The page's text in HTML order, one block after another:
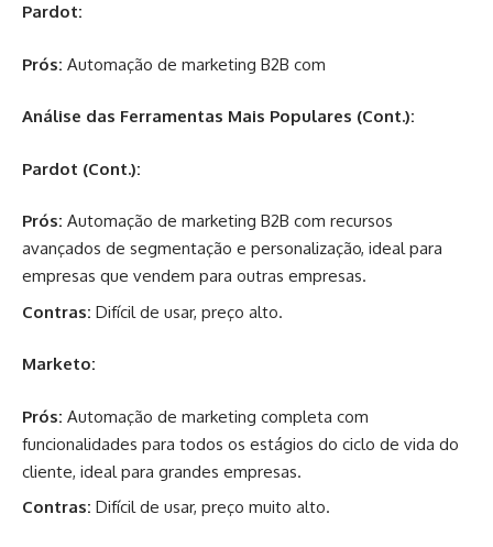
Pardot:
Prós: Automação de marketing B2B com
Análise das Ferramentas Mais Populares (Cont.):
Pardot (Cont.):
Prós: Automação de marketing B2B com recursos
avançados de segmentação e personalização, ideal para
empresas que vendem para outras empresas.
Contras: Difícil de usar, preço alto.
Marketo:
Prós: Automação de marketing completa com
funcionalidades para todos os estágios do ciclo de vida do
cliente, ideal para grandes empresas.
Contras: Difícil de usar, preço muito alto.